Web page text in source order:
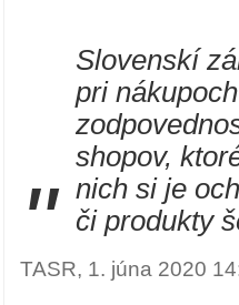
"
Slovenskí
pri
shopov,
nich si je
či produkty
TASR, 1. júna 2020